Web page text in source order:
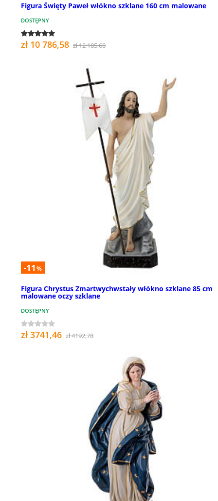
Figura Święty Paweł włókno szklane 160 cm malowane
DOSTĘPNY
zł 10 786,58 zł 12 185,68
-11 %
Figura Chrystus Zmartwychwstały włókno szklane 85 cm
malowane oczy szklane
DOSTĘPNY
zł 3741,46 zł 4192,78